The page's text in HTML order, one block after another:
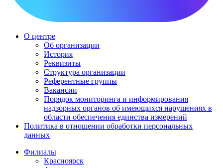
О центре
Об организации
История
Реквизиты
Структура организации
Референтные группы
Вакансии
Порядок мониторинга и информирования
надзорных органов об имеющихся нарушениях в
области обеспечения единства измерений
Политика в отношении обработки персональных
данных
Филиалы
Красноярск